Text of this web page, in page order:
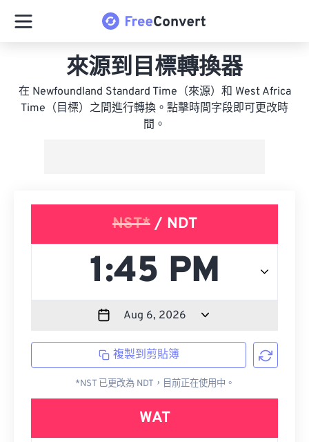
來源到目標轉換器
在 Newfoundland Standard Time（來源）和 West Africa
Time（目標）之間進行轉換。點擊時間字段即可更改時
間。
NST*/ NDT
複製到剪貼簿
*NST 已更改為 NDT，目前正在使用中。
WAT